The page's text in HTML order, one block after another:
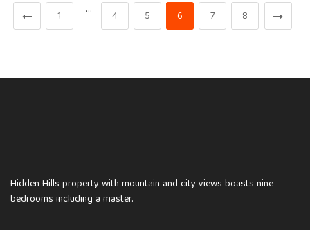
1 … 4 5 6 7 8
Hidden Hills property with mountain and city views boasts nine
bedrooms including a master.